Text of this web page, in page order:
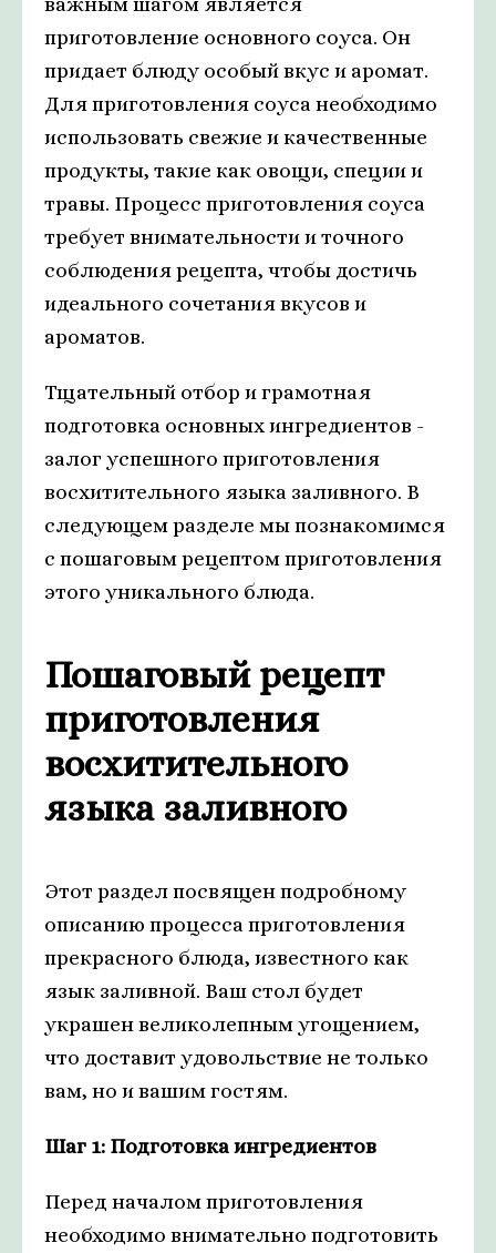
приготовление основного соуса. Он
придает блюду особый вкус и аромат.
Для приготовления соуса необходимо
использовать свежие и качественные
продукты, такие как овощи, специи и
травы. Процесс приготовления соуса
требует внимательности и точного
соблюдения рецепта, чтобы достичь
идеального сочетания вкусов и
ароматов.
Тщательный отбор и грамотная
подготовка основных ингредиентов -
залог успешного приготовления
восхитительного языка заливного. В
следующем разделе мы познакомимся
с пошаговым рецептом приготовления
этого уникального блюда.
Пошаговый рецепт
приготовления
восхитительного
языка заливного
Этот раздел посвящен подробному
описанию процесса приготовления
прекрасного блюда, известного как
язык заливной. Ваш стол будет
украшен великолепным угощением,
что доставит удовольствие не только
вам, но и вашим гостям.
Шаг 1: Подготовка ингредиентов
Перед началом приготовления
необходимо внимательно подготовить